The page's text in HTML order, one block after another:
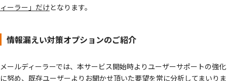
ィーラー」だけとなります。
情報漏えい対策オプションのご紹介
メールディーラーでは、本サービス開始時よりユーザーサポートの強化
に努め、既存ユーザーよりお聞かせ頂いた要望を常に分析してまいりま